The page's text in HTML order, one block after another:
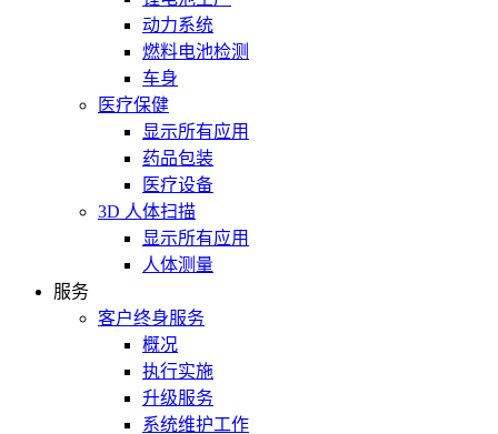
动力系统
燃料电池检测
车身
医疗保健
显示所有应用
药品包装
医疗设备
3D 人体扫描
显示所有应用
人体测量
服务
客户终身服务
概况
执行实施
升级服务
系统维护工作